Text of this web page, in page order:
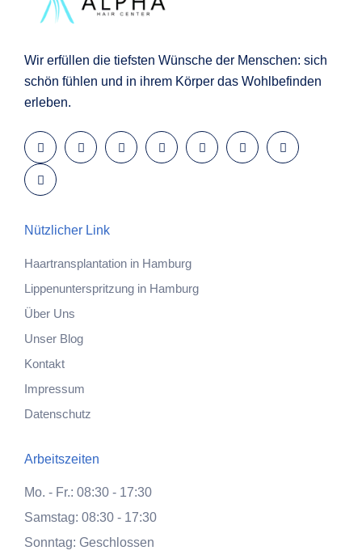
Wir erfüllen die tiefsten Wünsche der Menschen: sich
schön fühlen und in ihrem Körper das Wohlbefinden
erleben.
Nützlicher Link
Haartransplantation in Hamburg
Lippenunterspritzung in Hamburg
Über Uns
Unser Blog
Kontakt
Impressum
Datenschutz
Arbeitszeiten
Mo. - Fr.: 08:30 - 17:30
Samstag: 08:30 - 17:30
Sonntag: Geschlossen